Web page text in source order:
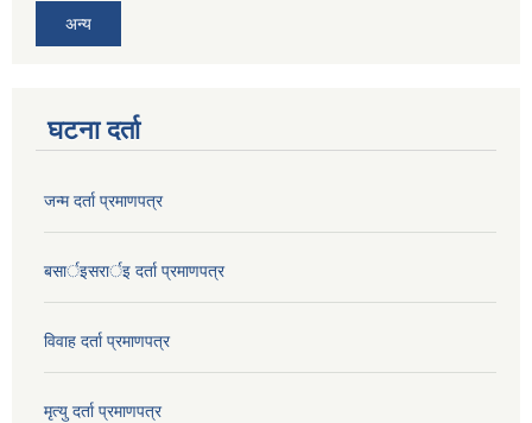
अन्य
घटना दर्ता
जन्म दर्ता प्रमाणपत्र
बसार्इसरार्इ दर्ता प्रमाणपत्र
विवाह दर्ता प्रमाणपत्र
मृत्यु दर्ता प्रमाणपत्र